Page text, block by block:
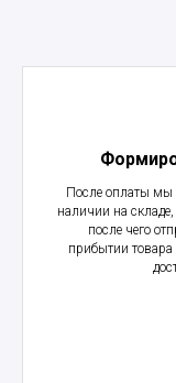
После оплаты мы
наличии на
после чего
прибытии товара